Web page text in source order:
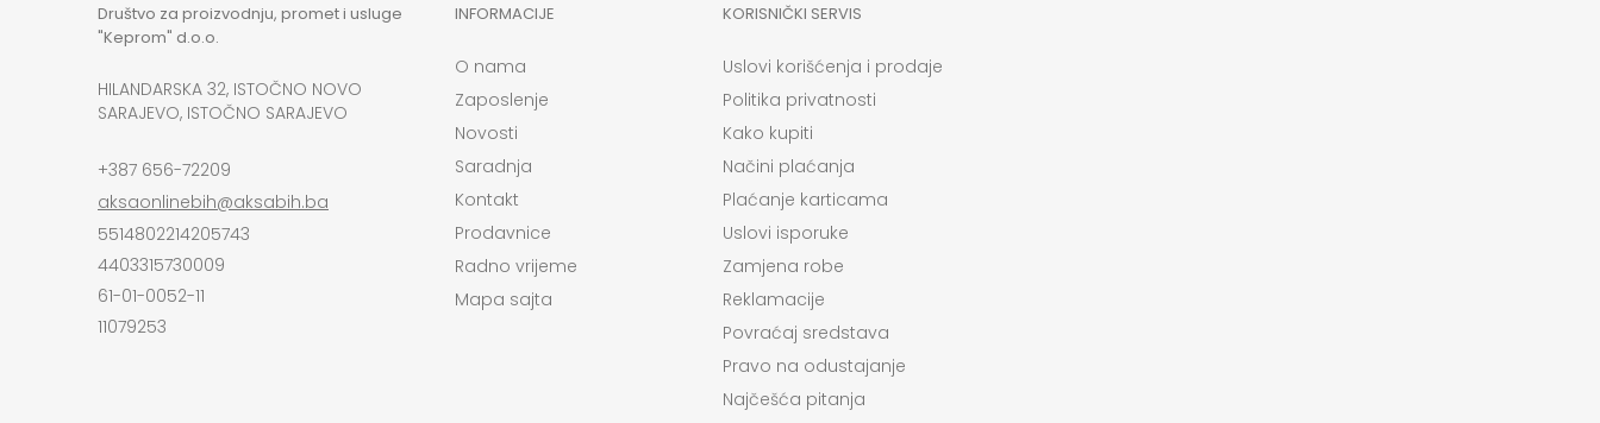
Društvo za proizvodnju, promet i usluge
"Keprom" d.o.o.
HILANDARSKA 32, ISTOČNO NOVO
SARAJEVO, ISTOČNO SARAJEVO
+387 656-72209
aksaonlinebih@aksabih.ba
5514802214205743
4403315730009
61-01-0052-11
11079253
INFORMACIJE
O nama
Zaposlenje
Novosti
Saradnja
Kontakt
Prodavnice
Radno vrijeme
Mapa sajta
KORISNIČKI SERVIS
Uslovi korišćenja i prodaje
Politika privatnosti
Kako kupiti
Načini plaćanja
Plaćanje karticama
Uslovi isporuke
Zamjena robe
Reklamacije
Povraćaj sredstava
Pravo na odustajanje
Najčešća pitanja